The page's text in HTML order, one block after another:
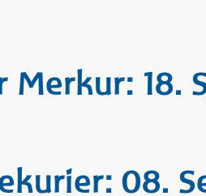
Merkur: 18.
08.